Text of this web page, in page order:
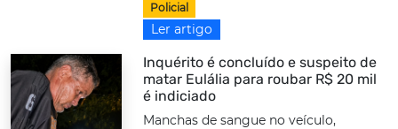
Policial
Ler artigo
Inquérito é concluído e suspeito de
matar Eulália para roubar R$ 20 mil
é indiciado
Manchas de sangue no veículo,